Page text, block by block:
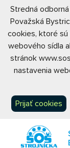
Stredná
Považská
cookies, ktoré
webového sídla
stránok
nastavenia
Prijať cookies